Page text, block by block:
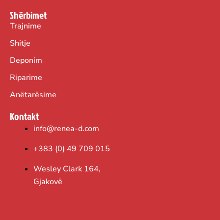
,
0
0
€
.
0
€
.
Shërbimet
Trajnime
Shitje
Deponim
Riparime
Anëtarësime
Kontakt
info@renea-d.com
+383 (0) 49 709 015
Wesley Clark 164,
Gjakovë